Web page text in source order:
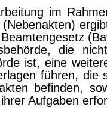
im
die
ist, eine
füh­ren,
be­fin­den,
Auf­ga­ben